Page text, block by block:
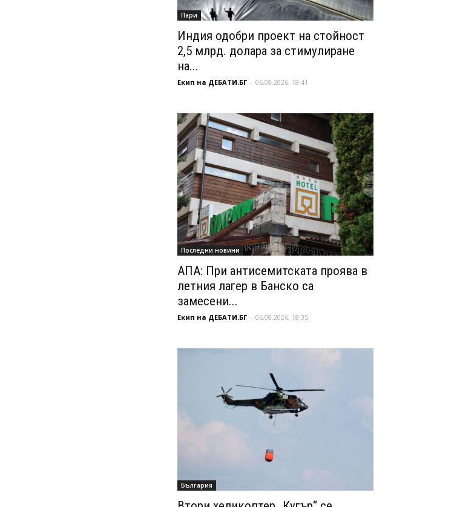
Пари
Индия одобри проект на стойност
2,5 млрд. долара за стимулиране
на...
Екип на ДЕБАТИ.БГ - 06.08.2026, 18:41
Последни новини
АПА: При антисемитската проява в
летния лагер в Банско са
замесени...
Екип на ДЕБАТИ.БГ - 06.08.2026, 18:35
България